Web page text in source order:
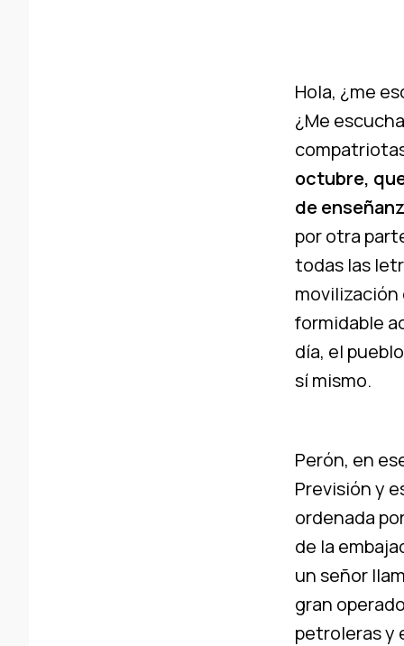
Hola, ¿me
¿Me
octubre,
de
por otra
todas las
movilización
formidable
día, el
sí mismo.
Perón, en
Previsión y
ordenada
de la
un señor
gran
petroleras y